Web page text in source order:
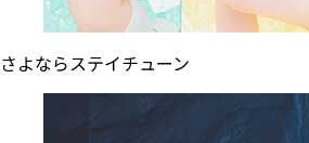
さよならステイチューン